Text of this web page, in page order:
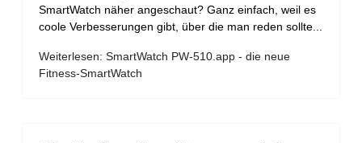
SmartWatch näher angeschaut? Ganz einfach, weil es
coole Verbesserungen gibt, über die man reden sollte...
Weiterlesen: SmartWatch PW-510.app - die neue
Fitness-SmartWatch